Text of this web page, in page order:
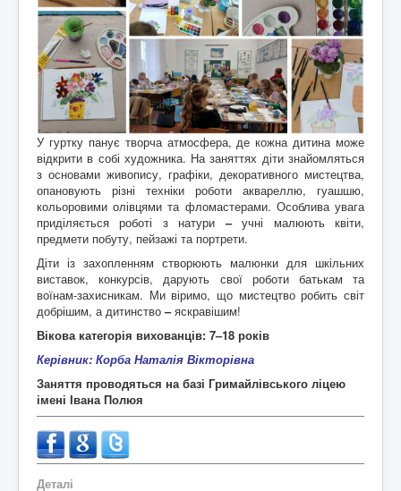
Контакти
У гуртку панує творча атмосфера, де кожна дитина може
відкрити в собі художника. На заняттях діти знайомляться
з основами живопису, графіки, декоративного мистецтва,
опановують різні техніки роботи аквареллю, гуашшю,
кольоровими олівцями та фломастерами. Особлива увага
приділяється роботі з натури–учні малюють квіти,
предмети побуту, пейзажі та портрети.
Діти із захопленням створюють малюнки для шкільних
виставок, конкурсів, дарують свої роботи батькам та
воїнам-захисникам. Ми віримо, що мистецтво робить світ
добрішим, а дитинство–яскравішим!
Вікова категорія вихованців: 7–18 років
Керівник: Корба Наталія Вікторівна
Заняття проводяться на базі Гримайлівського ліцею
імені Івана Полюя
Деталі